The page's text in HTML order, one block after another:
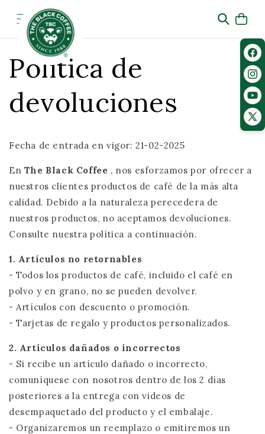
directamente
al contenido
Política de
devoluciones
Fecha de entrada en vigor: 21-02-2025
En The Black Coffee , nos esforzamos por ofrecer a
nuestros clientes productos de café de la más alta
calidad. Debido a la naturaleza perecedera de
nuestros productos, no aceptamos devoluciones.
Consulte nuestra política a continuación.
1. Artículos no retornables
- Todos los productos de café, incluido el café en
polvo y en grano, no se pueden devolver.
- Artículos con descuento o promoción.
- Tarjetas de regalo y productos personalizados.
2. Artículos dañados o incorrectos
- Si recibe un artículo dañado o incorrecto,
comuníquese con nosotros dentro de los 2 días
posteriores a la entrega con videos de
desempaquetado del producto y el embalaje.
- Organizaremos un reemplazo o emitiremos un
X